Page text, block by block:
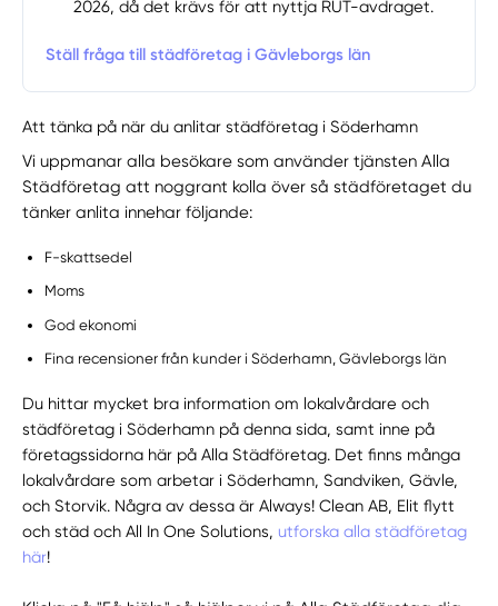
2026, då det krävs för att nyttja RUT-avdraget.
Ställ fråga till städföretag i Gävleborgs län
Att tänka på när du anlitar städföretag i Söderhamn
Vi uppmanar alla besökare som använder tjänsten Alla
Städföretag att noggrant kolla över så städföretaget du
tänker anlita innehar följande:
F-skattsedel
Moms
God ekonomi
Fina recensioner från kunder i Söderhamn, Gävleborgs län
Du hittar mycket bra information om lokalvårdare och
städföretag i Söderhamn på denna sida, samt inne på
företagssidorna här på Alla Städföretag. Det finns många
lokalvårdare som arbetar i Söderhamn, Sandviken, Gävle,
och Storvik. Några av dessa är Always! Clean AB, Elit flytt
och städ och All In One Solutions, utforska alla städföretag
här!